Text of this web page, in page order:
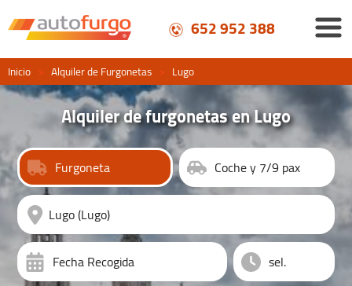
652 952 388
Inicio > Alquiler de Furgonetas > Lugo
Alquiler de furgonetas en Lugo
Furgoneta Coche y 7/9 pax
Fecha Recogida